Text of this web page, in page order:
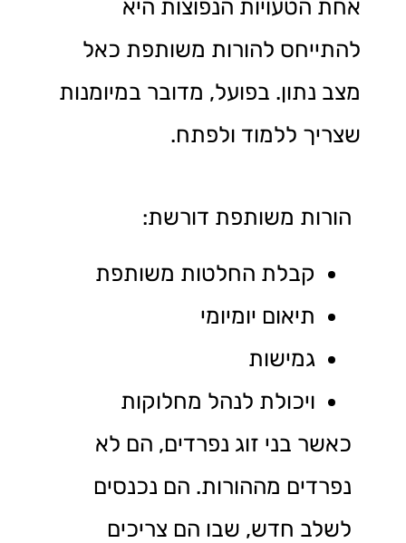
אחת הטעויות הנפוצות היא
להתייחס להורות משותפת כאל
מצב נתון. בפועל, מדובר במיומנות
שצריך ללמוד ולפתח.
הורות משותפת דורשת:
קבלת החלטות משותפת
תיאום יומיומי
גמישות
ויכולת לנהל מחלוקות
כאשר בני זוג נפרדים, הם לא
נפרדים מההורות. הם נכנסים
לשלב חדש, שבו הם צריכים